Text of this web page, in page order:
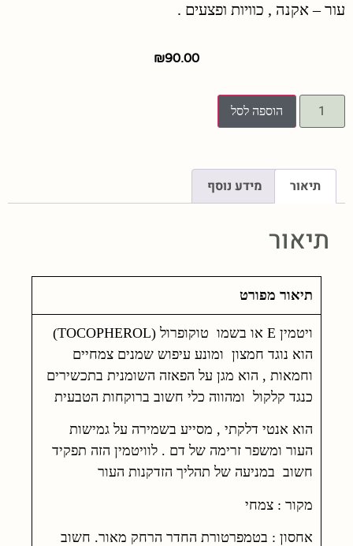
עור – אקנה , כוויות ופצעים .
₪90.00
הוספה לסל
תיאור מידע נוסף
תיאור
תיאור מפורט
ויטמין E או בשמו טוקופרול (TOCOPHEROL)
הוא נוגד חמצון ומונע עיפוש שמנים צמחיים
וחמאות , הוא מגן על הפאזה השומנית בתכשירים
כנגד קלקול ומהווה כלי חשוב ברוקחות הטבעית
הוא אנטי דלקתי , מסייע בשמירה על גמישות
העור ומשפר זרימה של דם . לוויטמין הזה תפקיד
חשוב במניעה של תהליך הזדקנות העור
מקור : צמחי
אחסון : בטמפרטורת החדר הרחק מאור. חשוב